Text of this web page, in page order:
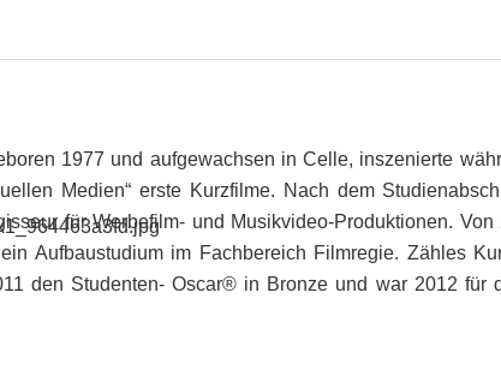
1977 und aufgewachsen in Celle, inszenierte
Medien“ erste Kurzfilme. Nach dem
für Werbefilm- und Musikvideo-Produktionen.
Aufbaustudium im Fachbereich Filmregie. Zähles
den Studenten- Oscar® in Bronze und war 2012 für